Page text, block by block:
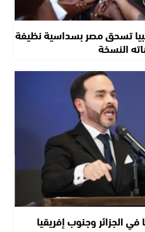
2026: زامبيا تسحق مصر بسداسية نظيفة
النسخة
الجزائر وجنوب إفريقيا